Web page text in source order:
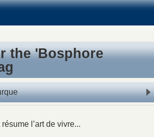
the 'Bosphore
l’art de vivre...